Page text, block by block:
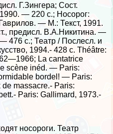
Г.Зингера; Сост.
— 220 с.; Носорог:
— М.: Текст, 1991.
предисл. В.А.Никитина. —
476 с.; Театр / Послесл. и
1994.- 428 с. Théâtre:
La cantatrice
scène inéd. — Paris:
bordel! — Paris:
massacre.- Paris:
Paris: Gallimard, 1973.-
носороги. Театр